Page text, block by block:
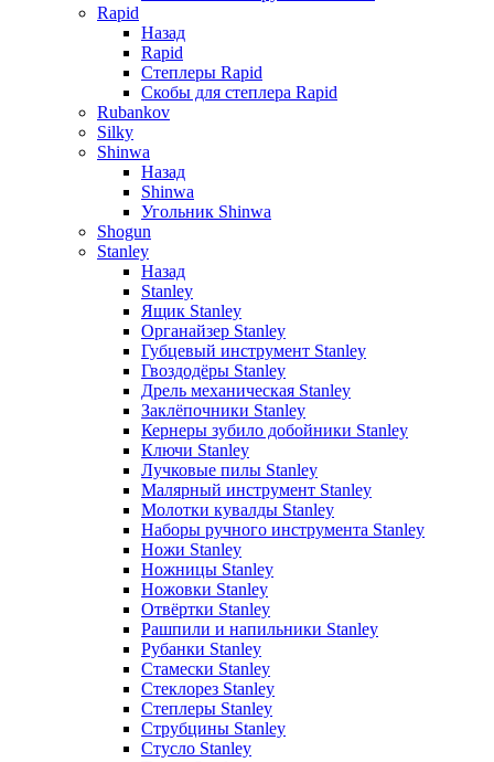
Rapid
Назад
Rapid
Степлеры Rapid
Скобы для cтеплера Rapid
Rubankov
Silky
Shinwa
Назад
Shinwa
Угольник Shinwa
Shogun
Stanley
Назад
Stanley
Ящик Stanley
Органайзер Stanley
Губцевый инструмент Stanley
Гвоздодёры Stanley
Дрель механическая Stanley
Заклёпочники Stanley
Кернеры зубило добойники Stanley
Ключи Stanley
Лучковые пилы Stanley
Малярный инструмент Stanley
Молотки кувалды Stanley
Наборы ручного инструмента Stanley
Ножи Stanley
Ножницы Stanley
Ножовки Stanley
Отвёртки Stanley
Рашпили и напильники Stanley
Рубанки Stanley
Стамески Stanley
Стеклорез Stanley
Степлеры Stanley
Струбцины Stanley
Стусло Stanley